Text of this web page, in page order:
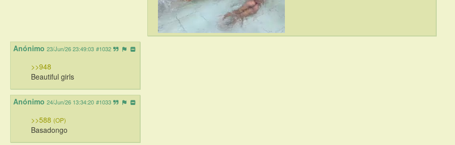
Anónimo 23/Jun/26 23:49:03 #1032
>>948
Beautiful girls
Anónimo 24/Jun/26 13:34:20 #1033
>>588 (OP)
Basadongo